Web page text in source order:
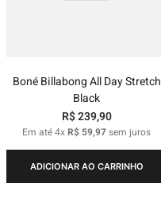
Boné Billabong All Day Stretch
Black
R$239,90
Em até4xR$ 59,97sem juros
ADICIONAR AO CARRINHO